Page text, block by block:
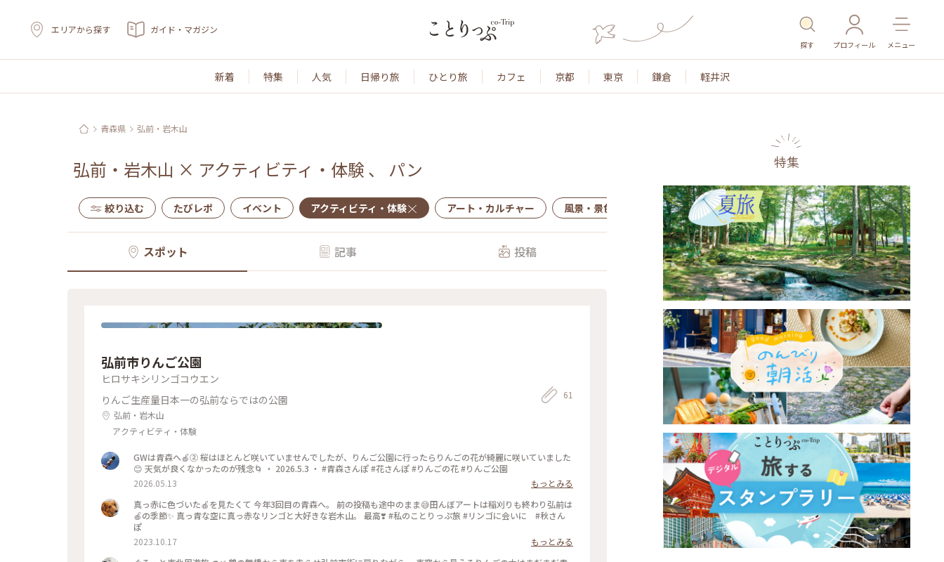
エリアから探す ガイド・マガジン
探す プロフィール メニュー
新着 特集 人気 日帰り旅 ひとり旅 カフェ 京都 東京 鎌倉 軽井沢
青森県 弘前・岩木山
弘前・岩木山 × アクティビティ・体験 、 パン
絞り込む たびレポ イベント アクティビティ・体験 アート・カルチャー 風景・景色 名所・旧跡 温泉・スパ その他施設 ごはん
スポット 記事 投稿
弘前市りんご公園
ヒロサキシリンゴコウエン
りんご生産量日本一の弘前ならではの公園
弘前・岩木山
アクティビティ・体験
61
GWは青森へ🍎② 桜はほとんど咲いていませんでしたが、りんご公園に行ったらりんごの花が綺麗に咲いていました
😊 天気が良くなかったのが残念🌀 ・ 2026.5.3 ・ #青森さんぽ #花さんぽ #りんごの花 #りんご公園
2026.05.13
もっとみる
真っ赤に色づいた🍎を見たくて 今年3回目の青森へ。 前の投稿も途中のまま😅田んぼアートは稲刈りも終わり弘前は
🍎の季節✨ 真っ青な空に真っ赤なリンゴと大好きな岩木山。 最高❣️ #私のことりっぷ旅 #リンゴに会いに #秋さん
ぽ
2023.10.17
もっとみる
特集